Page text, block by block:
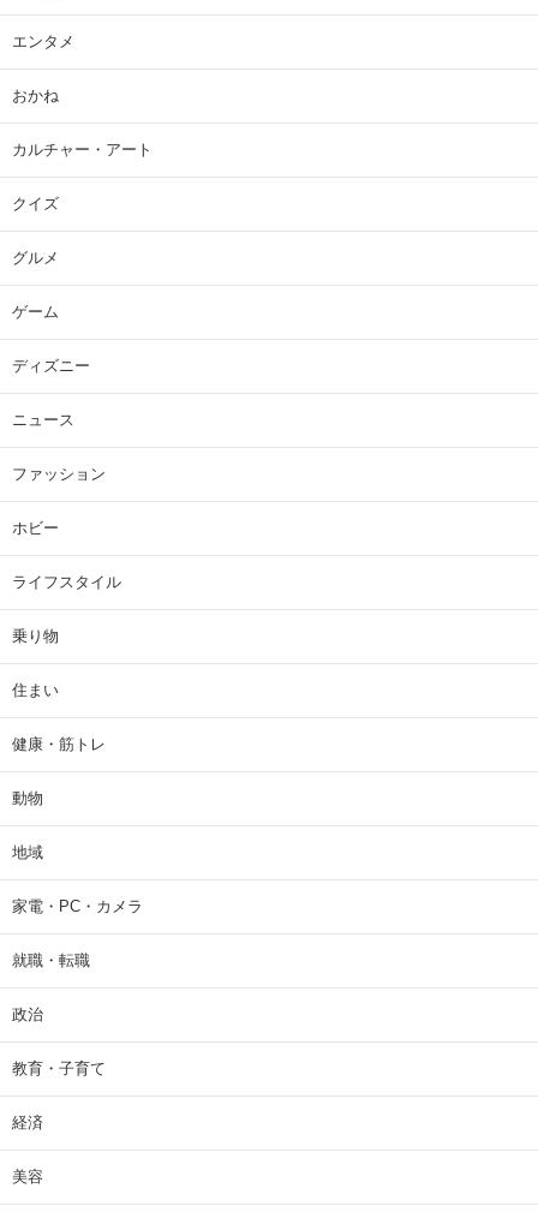
エンタメ
おかね
カルチャー・アート
クイズ
グルメ
ゲーム
ディズニー
ニュース
ファッション
ホビー
ライフスタイル
乗り物
住まい
健康・筋トレ
動物
地域
家電・PC・カメラ
就職・転職
政治
教育・子育て
経済
美容